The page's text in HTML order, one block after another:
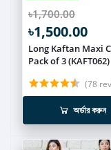
৳1,700.00
৳1,500.00
Long Kaftan Maxi
Pack of 3 (KAFT062)
(78
অর্ডার করুন